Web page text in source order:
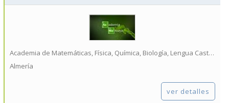
Academia de Matemáticas, Física, Química, Biología, Lengua Castellana y Literatura...
Almería
ver detalles